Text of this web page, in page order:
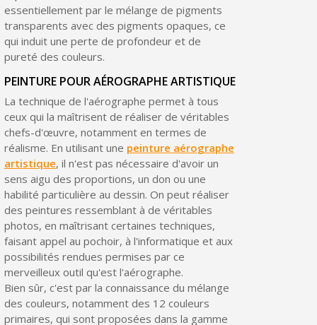
essentiellement par le mélange de pigments
transparents avec des pigments opaques, ce
qui induit une perte de profondeur et de
pureté des couleurs.
PEINTURE POUR AÉROGRAPHE ARTISTIQUE
La technique de l'aérographe permet à tous
ceux qui la maîtrisent de réaliser de véritables
chefs-d'œuvre, notamment en termes de
réalisme. En utilisant une peinture aérographe
artistique, il n'est pas nécessaire d'avoir un
sens aigu des proportions, un don ou une
habilité particulière au dessin. On peut réaliser
des peintures ressemblant à de véritables
photos, en maîtrisant certaines techniques,
faisant appel au pochoir, à l'informatique et aux
possibilités rendues permises par ce
merveilleux outil qu'est l'aérographe.
Bien sûr, c'est par la connaissance du mélange
des couleurs, notamment des 12 couleurs
primaires, qui sont proposées dans la gamme